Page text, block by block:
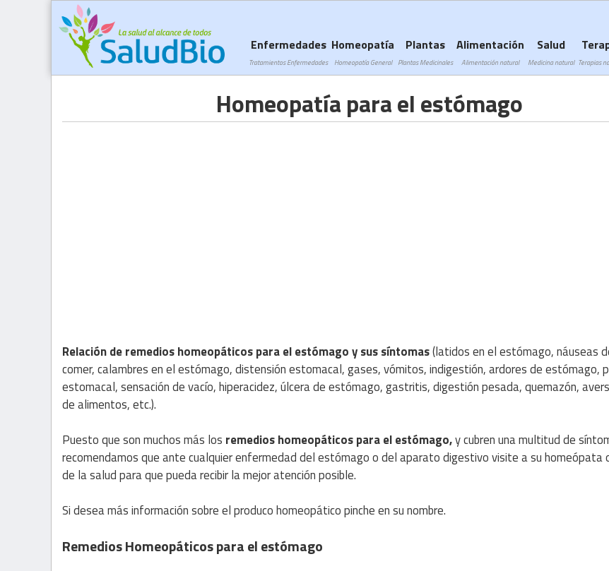
Homeopatía para el estómago
Relación de remedios homeopáticos para el estómago y sus síntomas(latidos en el estómago, náuseas
comer, calambres en el estómago, distensión estomacal, gases, vómitos, indigestión, ardores de estómago,
estomacal, sensación de vacío, hiperacidez, úlcera de estómago, gastritis, digestión pesada, quemazón,
de alimentos, etc.).
Puesto que son muchos más los remedios homeopáticos para el estómago,y cubren una multitud de
recomendamos que ante cualquier enfermedad del estómago o del aparato digestivo visite a su homeópata
de la salud para que pueda recibir la mejor atención posible.
Si desea más información sobre el produco homeopático pinche en su nombre.
Remedios Homeopáticos para el estómago
Enfermedades
Tratamientos Enfermedades
Homeopatía
Homeopatía General
Plantas
Plantas Medicinales
Alimentación
Alimentación natural
Salud
Medicina natural Terapias